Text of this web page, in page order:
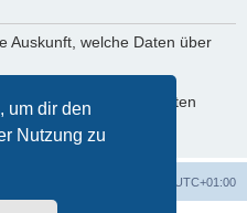
um dir den
Nutzung zu
Auskunft, welche Daten über
Sperrung deiner Daten
Betreiber.
UTC+01:00